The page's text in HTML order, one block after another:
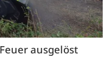
ausgelöst